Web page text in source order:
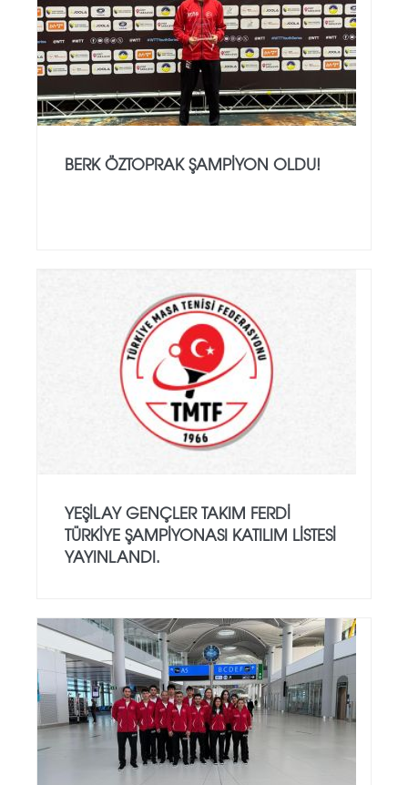
BERK ÖZTOPRAK ŞAMPIYON OLDU!
YEŞILAY GENÇLER TAKIM FERDI
TÜRKIYE ŞAMPIYONASI KATILIM LISTESI
YAYINLANDI.